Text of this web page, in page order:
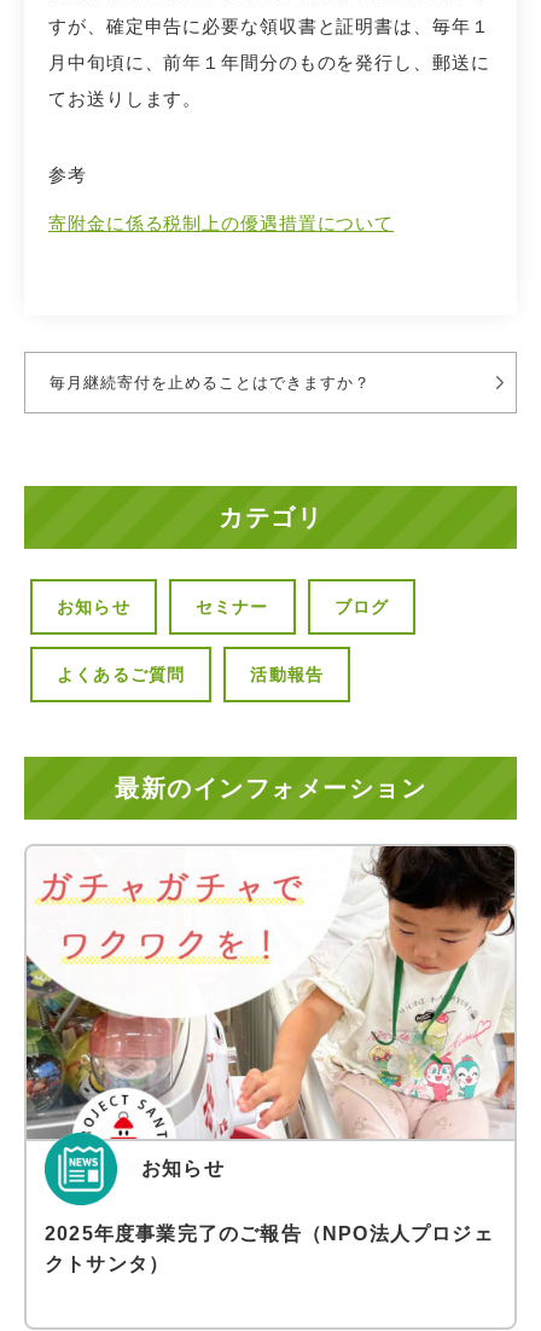
すが、確定申告に必要な領収書と証明書は、毎年１
月中旬頃に、前年１年間分のものを発行し、郵送に
てお送りします。
参考
寄附金に係る税制上の優遇措置について
毎月継続寄付を止めることはできますか？
カテゴリ
お知らせ セミナー ブログ
よくあるご質問 活動報告
最新のインフォメーション
お知らせ
2025年度事業完了のご報告（NPO法人プロジェ
クトサンタ）